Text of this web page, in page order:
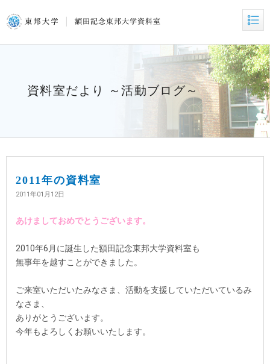
資料室だより ～活動ブログ～
2011年の資料室
2011年01月12日
あけましておめでとうございます。
2010年6月に誕生した額田記念東邦大学資料室も
無事年を越すことができました。
ご来室いただいたみなさま、活動を支援していただいているみ
なさま、
ありがとうございます。
今年もよろしくお願いいたします。